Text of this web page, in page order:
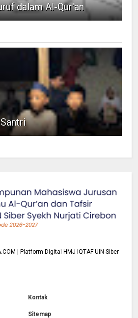
dalam Al-Qur'an
| Platform Digital HMJ IQTAF UIN Siber
Kontak
Sitemap